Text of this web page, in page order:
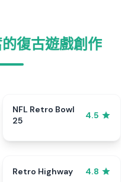
復古遊戲創作
NFL Retro Bowl
25
4.5
Retro Highway 4.8